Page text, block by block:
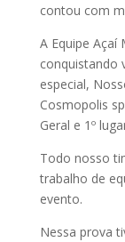
contou com
A Equipe Açaí
conquistando
especial,
Cosmopolis
Geral e 1º
Todo nosso
trabalho de
evento.
Nessa prova